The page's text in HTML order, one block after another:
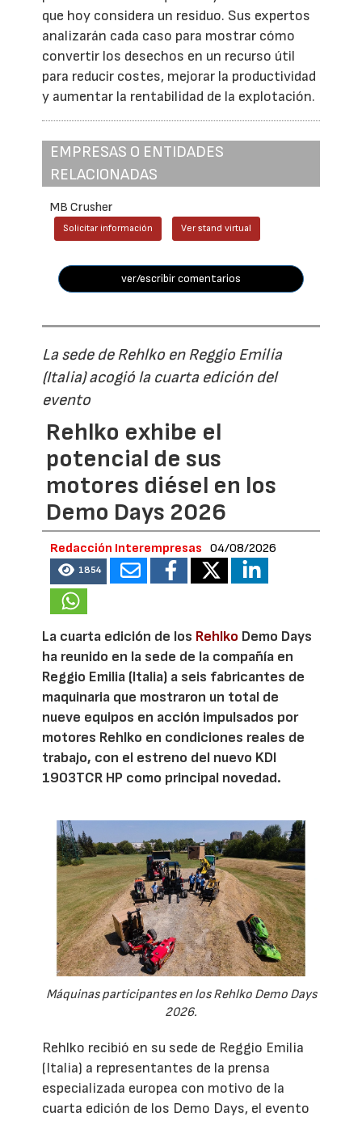
que hoy considera un residuo. Sus expertos
analizarán cada caso para mostrar cómo
convertir los desechos en un recurso útil
para reducir costes, mejorar la productividad
y aumentar la rentabilidad de la explotación.
EMPRESAS O ENTIDADES
RELACIONADAS
MB Crusher
Solicitar información Ver stand virtual
ver/escribir comentarios
La sede de Rehlko en Reggio Emilia
(Italia) acogió la cuarta edición del
evento
Rehlko exhibe el
potencial de sus
motores diésel en los
Demo Days 2026
Redacción Interempresas 04/08/2026
1854
La cuarta edición de los Rehlko Demo Days
ha reunido en la sede de la compañía en
Reggio Emilia (Italia) a seis fabricantes de
maquinaria que mostraron un total de
nueve equipos en acción impulsados por
motores Rehlko en condiciones reales de
trabajo, con el estreno del nuevo KDI
1903TCR HP como principal novedad.
Máquinas participantes en los Rehlko Demo Days
2026.
Rehlko recibió en su sede de Reggio Emilia
(Italia) a representantes de la prensa
especializada europea con motivo de la
cuarta edición de los Demo Days, el evento